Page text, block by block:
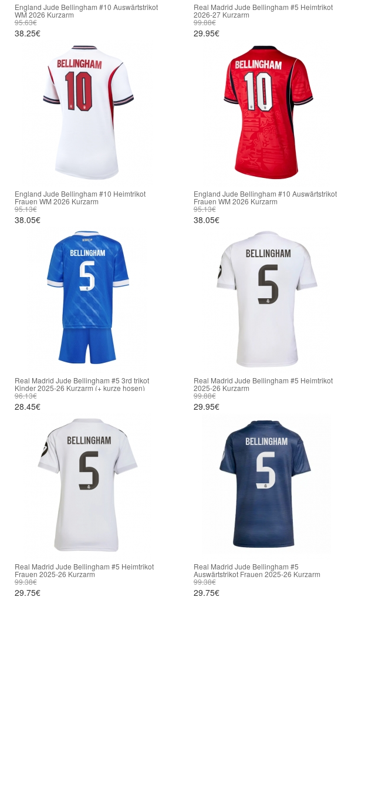
England Jude Bellingham #10 Auswärtstrikot
WM 2026 Kurzarm
95.63€
38.25€
Real Madrid Jude Bellingham #5 Heimtrikot
2026-27 Kurzarm
99.88€
29.95€
England Jude Bellingham #10 Heimtrikot
Frauen WM 2026 Kurzarm
95.13€
38.05€
England Jude Bellingham #10 Auswärtstrikot
Frauen WM 2026 Kurzarm
95.13€
38.05€
Real Madrid Jude Bellingham #5 3rd trikot
Kinder 2025-26 Kurzarm (+ kurze hosen)
96.13€
28.45€
Real Madrid Jude Bellingham #5 Heimtrikot
2025-26 Kurzarm
99.88€
29.95€
Real Madrid Jude Bellingham #5 Heimtrikot
Frauen 2025-26 Kurzarm
99.38€
29.75€
Real Madrid Jude Bellingham #5
Auswärtstrikot Frauen 2025-26 Kurzarm
99.38€
29.75€